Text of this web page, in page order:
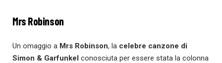
Mrs Robinson
Un omaggio a Mrs Robinson, la celebre canzone di
Simon & Garfunkel conosciuta per essere stata la colonna